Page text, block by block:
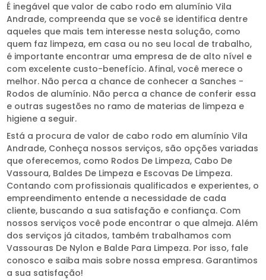
É inegável que valor de cabo rodo em alumínio Vila
Andrade, compreenda que se você se identifica dentre
aqueles que mais tem interesse nesta solução, como
quem faz limpeza, em casa ou no seu local de trabalho,
é importante encontrar uma empresa de de alto nível e
com excelente custo-benefício. Afinal, você merece o
melhor. Não perca a chance de conhecer a Sanches -
Rodos de alumínio. Não perca a chance de conferir essa
e outras sugestões no ramo de materias de limpeza e
higiene a seguir.
Está a procura de valor de cabo rodo em alumínio Vila
Andrade, Conheça nossos serviços, são opções variadas
que oferecemos, como Rodos De Limpeza, Cabo De
Vassoura, Baldes De Limpeza e Escovas De Limpeza.
Contando com profissionais qualificados e experientes, o
empreendimento entende a necessidade de cada
cliente, buscando a sua satisfação e confiança. Com
nossos serviços você pode encontrar o que almeja. Além
dos serviços já citados, também trabalhamos com
Vassouras De Nylon e Balde Para Limpeza. Por isso, fale
conosco e saiba mais sobre nossa empresa. Garantimos
a sua satisfação!